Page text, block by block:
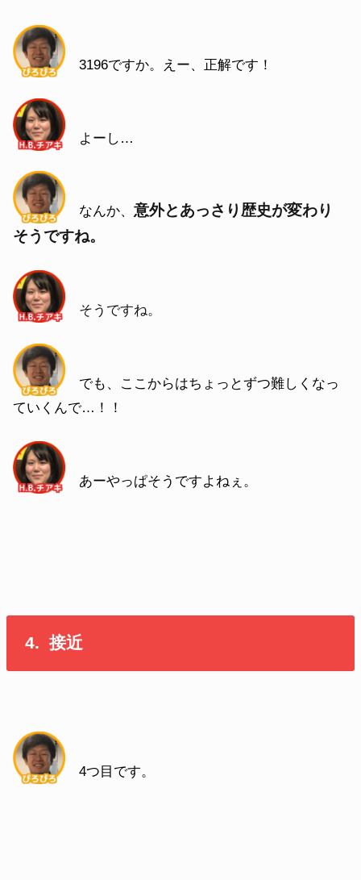
3196ですか。えー、正解です！
よーし…
なんか、意外とあっさり歴史が変わり
そうですね。
そうですね。
でも、ここからはちょっとずつ難しくなっ
ていくんで…！！
あーやっぱそうですよねぇ。
4. 接近
4つ目です。